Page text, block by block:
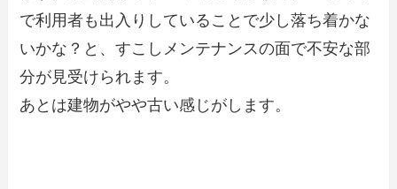
で利用者も出入りしていることで少し落ち着かな
いかな？と、すこしメンテナンスの面で不安な部
分が見受けられます。
あとは建物がやや古い感じがします。